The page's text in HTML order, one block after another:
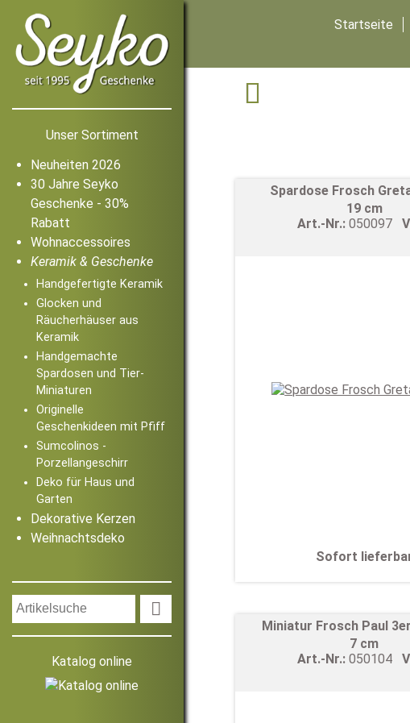
Unser Sortiment
Neuheiten 2026
30 Jahre Seyko
Geschenke - 30%
Rabatt
Wohnaccessoires
Keramik & Geschenke
Handgefertigte Keramik
Glocken und
Räucherhäuser aus
Keramik
Handgemachte
Spardosen und Tier-
Miniaturen
Originelle
Geschenkideen mit Pfiff
Sumcolinos -
Porzellangeschirr
Deko für Haus und
Garten
Dekorative Kerzen
Weihnachtsdeko

Katalog online
Startseite

Spardose Frosch
19 cm
Art.-Nr.:050097
Sofort
Miniatur Frosch Paul
7 cm
Art.-Nr.:050104